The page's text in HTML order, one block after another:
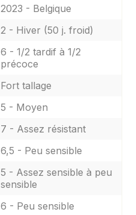
2023 - Belgique
2 - Hiver (50 j. froid)
6 - 1/2 tardif à 1/2
précoce
Fort tallage
5 - Moyen
7 - Assez résistant
6,5 - Peu sensible
5 - Assez sensible à peu
sensible
6 - Peu sensible